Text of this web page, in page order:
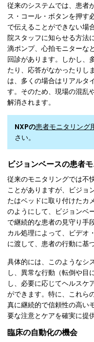
従来のシステムでは、患者
ス・コール・ボタンを押す
で伝えることができない場
院スタッフに知らせる方法
滴ポンプ、心拍モニターな
回診があります。しかし、
たり、応答がなかったりし
は、多くの場合はリアルタ
す。そのため、現場の混乱
解消されます。
NXPの患者モニタリング
さい。
ビジョンベースの患者
従来のモニタリングでは不
ことがありますが、ビジョ
たはベッドに取り付けたカ
のようにして、ビジョンベ
で継続的な患者の見守り手
カル処理によって、ビデオ
に渡して、患者の行動に基
具体的には、このようなシ
し、異常な行動（転倒や目
し、必要に応じてヘルスケ
ができます。特に、これら
真に継続的で信頼性の高い
要な注意とケアを確実に提
臨床の自動化の機会